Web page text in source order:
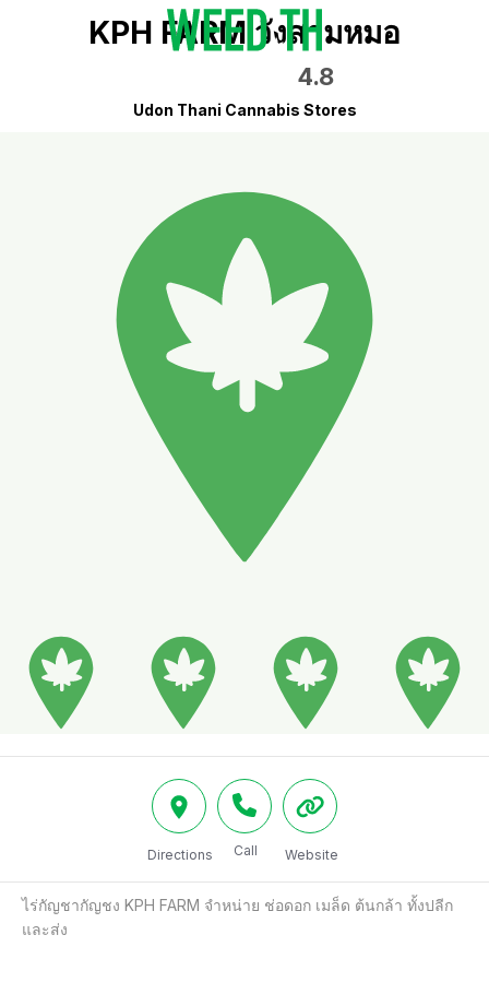
KPH FARM วังสามหมอ
4.8
Udon Thani Cannabis Stores
Directions Call Website
ไร่กัญชากัญชง KPH FARM จำหน่าย ช่อดอก เมล็ด ต้นกล้า ทั้งปลีก
และส่ง